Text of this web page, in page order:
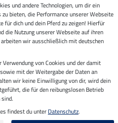
Vorkasse
am 08.08.2026 um 14:33
und andere Technologien, um dir ein
bieten, die Performance unserer Webseite
für dich und dein Pferd zu zeigen! Hierfür
die Nutzung unserer Webseite auf ihren
wir ausschließlich mit deutschen
von Cookies und der damit
mit der Weitergabe der Daten an
wir keine Einwilligung von dir, wird dein
die für den reibungslosen Betrieb
findest du unter Datenschutz.